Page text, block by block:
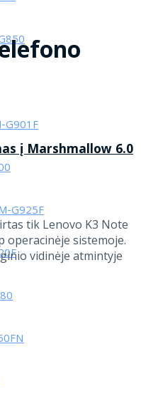
G901F
G925F
į Marshmallow 6.0
tik Lenovo K3 Note
operacinėje sistemoje.
vidinėje atmintyje